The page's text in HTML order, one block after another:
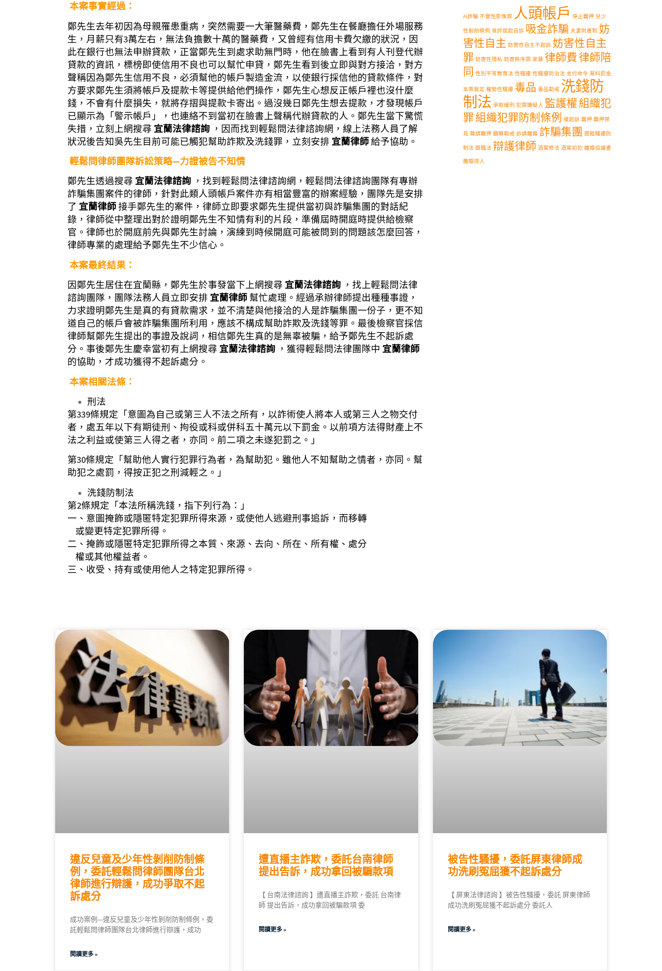
本案事實經過：
鄭先生去年初因為母親罹患重病，突然需要一大筆醫藥費，鄭先生在餐廳擔任外場服務
生，月薪只有3萬左右，無法負擔數十萬的醫藥費，又曾經有信用卡費欠繳的狀況，因
此在銀行也無法申辦貸款，正當鄭先生到處求助無門時，他在臉書上看到有人刊登代辦
貸款的資訊，標榜即使信用不良也可以幫忙申貸，鄭先生看到後立即與對方接洽，對方
聲稱因為鄭先生信用不良，必須幫他的帳戶製造金流，以使銀行採信他的貸款條件，對
方要求鄭先生須將帳戶及提款卡等提供給他們操作，鄭先生心想反正帳戶裡也沒什麼
錢，不會有什麼損失，就將存摺與提款卡寄出。過沒幾日鄭先生想去提款，才發現帳戶
已顯示為「警示帳戶」，也連絡不到當初在臉書上聲稱代辦貸款的人。鄭先生當下驚慌
失措，立刻上網搜尋 宜蘭法律諮詢 ，因而找到輕鬆問法律諮詢網，線上法務人員了解
狀況後告知吳先生目前可能已觸犯幫助詐欺及洗錢罪，立刻安排 宜蘭律師給予協助。
輕鬆問律師團隊訴訟策略—力證被告不知情
鄭先生透過搜尋 宜蘭法律諮詢 ，找到輕鬆問法律諮詢網， 輕鬆問法律諮詢團隊有專辦
詐騙集團案件的律師，針對此類人頭帳戶案件亦有相當豐富的辦案經驗，團隊先是安排
了 宜蘭律師接手鄭先生的案件，律師立即要求鄭先生提供當初與詐騙集團的對話紀
錄，律師從中整理出對於證明鄭先生不知情有利的片段，準備屆時開庭時提供給檢察
官。律師也於開庭前先與鄭先生討論，演練到時候開庭可能被問到的問題該怎麼回答，
律師專業的處理給予鄭先生不少信心。
本案最終結果：
因鄭先生居住在宜蘭縣，鄭先生於事發當下上網搜尋 宜蘭法律諮詢 ，找上輕鬆問法律
諮詢團隊， 團隊法務人員立即安排 宜蘭律師 幫忙處理。經過承辦律師提出種種事證，
力求證明鄭先生是真的有貸款需求，並不清楚與他接洽的人是詐騙集團一份子，更不知
道自己的帳戶會被詐騙集團所利用，應該不構成幫助詐欺及洗錢等罪。最後檢察官採信
律師幫鄭先生提出的事證及說詞，相信鄭先生真的是無辜被騙，給予鄭先生不起訴處
分。事後鄭先生慶幸當初有上網搜尋 宜蘭法律諮詢 ，獲得輕鬆問法律團隊中 宜蘭律師
的協助，才成功獲得不起訴處分。
本案相關法條：
刑法
第339條規定「意圖為自己或第三人不法之所有，以詐術使人將本人或第三人之物交付
者，處五年以下有期徒刑、拘役或科或併科五十萬元以下罰金。以前項方法得財產上不
法之利益或使第三人得之者，亦同。前二項之未遂犯罰之。」
第30條規定「幫助他人實行犯罪行為者，為幫助犯。雖他人不知幫助之情者，亦同。幫
助犯之處罰，得按正犯之刑減輕之。」
洗錢防制法
第2條規定「本法所稱洗錢，指下列行為：」
一、意圖掩飾或隱匿特定犯罪所得來源，或使他人逃避刑事追訴，而移轉
或變更特定犯罪所得。
二、掩飾或隱匿特定犯罪所得之本質、來源、去向、所在、所有權、處分
權或其他權益者。
三、收受、持有或使用他人之特定犯罪所得。
AI詐騙 不實性影像罪 人頭帳戶 停止羈押 兒少
性剝削條例 准許提起自訴 吸金詐騙 夫妻財產制 妨
害性自主 妨害性自主不起訴 妨害性自主
罪 妨害性隱私 妨害秩序罪 家暴 律師費律師陪
同 性別平等教育法 性騷擾 性騷擾防治法 支付命令 易科罰金
本票裁定 權勢性騷擾 毒品 毒品勒戒 洗錢防
制法 爭取緩刑 犯罪嫌疑人 監護權組織犯
罪組織犯罪防制條例 緩起訴 羈押 羈押禁
見 聲請羈押 觀察勒戒 訴請離婚 詐騙集團 跟蹤騷擾防
制法 跟騷法 辯護律師 酒駕修法 酒駕初犯 離婚協議書
離婚證人
違反兒童及少年性剝削防制條
例，委託輕鬆問律師團隊台北
律師進行辯護，成功爭取不起
訴處分
成功案例—違反兒童及少年性剝削防制條例，委
託輕鬆問律師團隊台北律師進行辯護，成功
閱讀更多 »
遭直播主詐欺，委託台南律師
提出告訴，成功拿回被騙款項
【 台南法律諮詢 】遭直播主詐欺，委託 台南律
師 提出告訴，成功拿回被騙款項 委
閱讀更多 »
被告性騷擾，委託屏東律師成
功洗刷冤屈獲不起訴處分
【 屏東法律諮詢 】被告性騷擾，委託 屏東律師
成功洗刷冤屈獲不起訴處分 委託人
閱讀更多 »